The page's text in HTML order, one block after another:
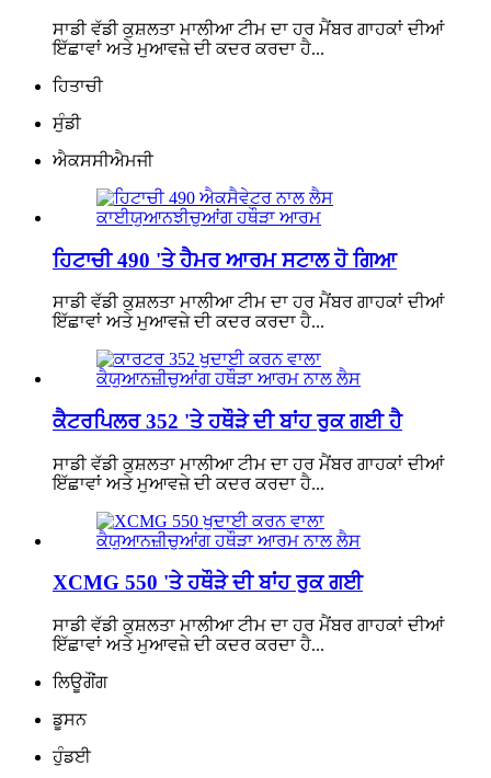
ਸਾਡੀ ਵੱਡੀ ਕੁਸ਼ਲਤਾ ਮਾਲੀਆ ਟੀਮ ਦਾ ਹਰ ਮੈਂਬਰ ਗਾਹਕਾਂ ਦੀਆਂ
ਇੱਛਾਵਾਂ ਅਤੇ ਮੁਆਵਜ਼ੇ ਦੀ ਕਦਰ ਕਰਦਾ ਹੈ...
ਹਿਤਾਚੀ
ਸੁੰਡੀ
ਐਕਸਸੀਐਮਜੀ
ਹਿਟਾਚੀ 490 'ਤੇ ਹੈਮਰ ਆਰਮ ਸਟਾਲ ਹੋ ਗਿਆ
ਸਾਡੀ ਵੱਡੀ ਕੁਸ਼ਲਤਾ ਮਾਲੀਆ ਟੀਮ ਦਾ ਹਰ ਮੈਂਬਰ ਗਾਹਕਾਂ ਦੀਆਂ
ਇੱਛਾਵਾਂ ਅਤੇ ਮੁਆਵਜ਼ੇ ਦੀ ਕਦਰ ਕਰਦਾ ਹੈ...
ਕੈਟਰਪਿਲਰ 352 'ਤੇ ਹਥੌੜੇ ਦੀ ਬਾਂਹ ਰੁਕ ਗਈ ਹੈ
ਸਾਡੀ ਵੱਡੀ ਕੁਸ਼ਲਤਾ ਮਾਲੀਆ ਟੀਮ ਦਾ ਹਰ ਮੈਂਬਰ ਗਾਹਕਾਂ ਦੀਆਂ
ਇੱਛਾਵਾਂ ਅਤੇ ਮੁਆਵਜ਼ੇ ਦੀ ਕਦਰ ਕਰਦਾ ਹੈ...
XCMG 550 'ਤੇ ਹਥੌੜੇ ਦੀ ਬਾਂਹ ਰੁਕ ਗਈ
ਸਾਡੀ ਵੱਡੀ ਕੁਸ਼ਲਤਾ ਮਾਲੀਆ ਟੀਮ ਦਾ ਹਰ ਮੈਂਬਰ ਗਾਹਕਾਂ ਦੀਆਂ
ਇੱਛਾਵਾਂ ਅਤੇ ਮੁਆਵਜ਼ੇ ਦੀ ਕਦਰ ਕਰਦਾ ਹੈ...
ਲਿਊਗੌਂਗ
ਡੂਸਨ
ਹੁੰਡਈ